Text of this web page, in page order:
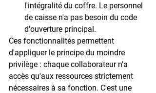
l'intégralité du coffre. Le personnel
de caisse n'a pas besoin du code
d'ouverture principal.
Ces fonctionnalités permettent
d'appliquer le principe du moindre
privilège : chaque collaborateur n'a
accès qu'aux ressources strictement
nécessaires à sa fonction. C'est une